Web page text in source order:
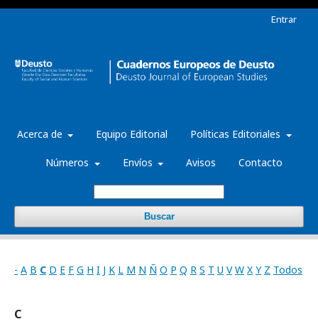
Acerca de Equipo Editorial Políticas Editoriales
Números Envíos Avisos Contacto
Buscar
Entrar
- A B C D E F G H I J K L M N Ñ O P Q R S T U V W X Y Z Todos
C